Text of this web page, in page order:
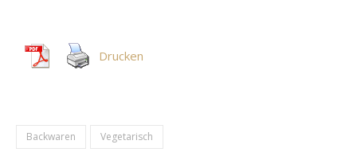
Drucken
Backwaren Vegetarisch